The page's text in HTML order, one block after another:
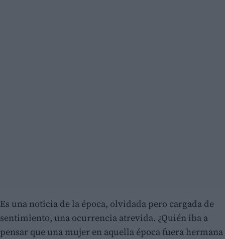
Es una noticia de la época, olvidada pero cargada de
sentimiento, una ocurrencia atrevida. ¿Quién iba a
pensar que una mujer en aquella época fuera hermana